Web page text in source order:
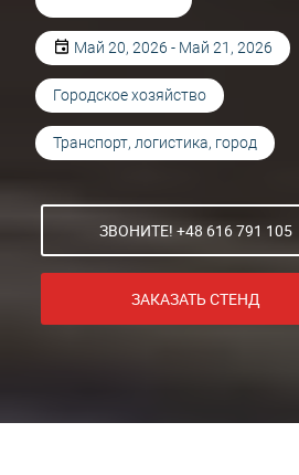
Май 20, 2026 - Май 21, 2026
Городское хозяйство
Транспорт, логистика, город
ЗВОНИТЕ! +48 616 791 105
ЗАКАЗАТЬ СТЕНД